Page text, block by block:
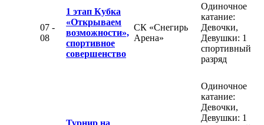
07 -
08
1 этап Кубка
«Открываем
возможности»,
спортивное
совершенство
СК «Снегирь
Арена»
Одиночное
катание:
Девочки,
Девушки: 1
спортивный
разряд
Турнир на
Одиночное
катание:
Девочки,
Девушки: 1